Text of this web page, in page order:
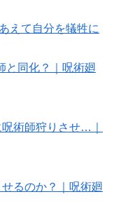
えて自分を犠牲に
同化？｜呪術廻
術師狩りさせ…｜
るのか？｜呪術廻